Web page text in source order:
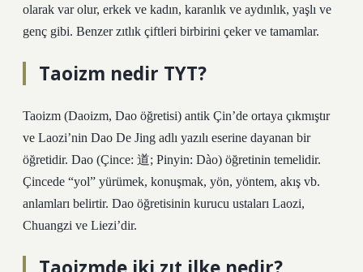
olarak var olur, erkek ve kadın, karanlık ve aydınlık, yaşlı ve
genç gibi. Benzer zıtlık çiftleri birbirini çeker ve tamamlar.
Taoizm nedir TYT?
Taoizm (Daoizm, Dao öğretisi) antik Çin’de ortaya çıkmıştır
ve Laozi’nin Dao De Jing adlı yazılı eserine dayanan bir
öğretidir. Dao (Çince: 道; Pinyin: Dào) öğretinin temelidir.
Çincede “yol” yürümek, konuşmak, yön, yöntem, akış vb.
anlamları belirtir. Dao öğretisinin kurucu ustaları Laozi,
Chuangzi ve Liezi’dir.